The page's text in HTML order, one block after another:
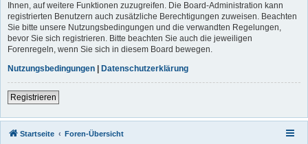
Ihnen, auf weitere Funktionen zuzugreifen. Die Board-Administration kann
registrierten Benutzern auch zusätzliche Berechtigungen zuweisen. Beachten
Sie bitte unsere Nutzungsbedingungen und die verwandten Regelungen,
bevor Sie sich registrieren. Bitte beachten Sie auch die jeweiligen
Forenregeln, wenn Sie sich in diesem Board bewegen.
Nutzungsbedingungen | Datenschutzerklärung
Registrieren
Startseite Foren-Übersicht